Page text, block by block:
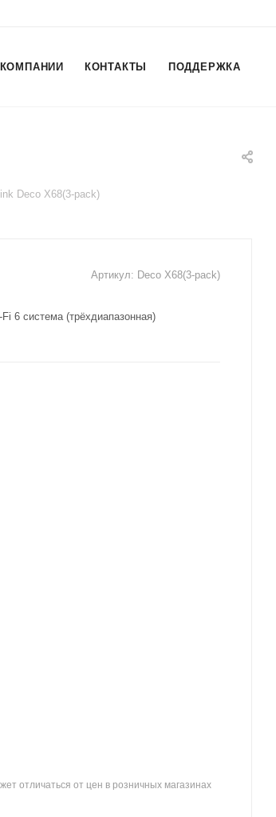
КОНТАКТЫ ПОДДЕРЖКА
Deco X68(3-pack)
Артикул: Deco X68(3-pack)
6 система (трёхдиапазонная)
отличаться от цен в розничных магазинах